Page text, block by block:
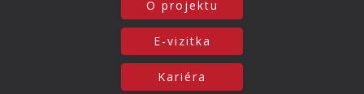
O projektu
E-vizitka
Kariéra